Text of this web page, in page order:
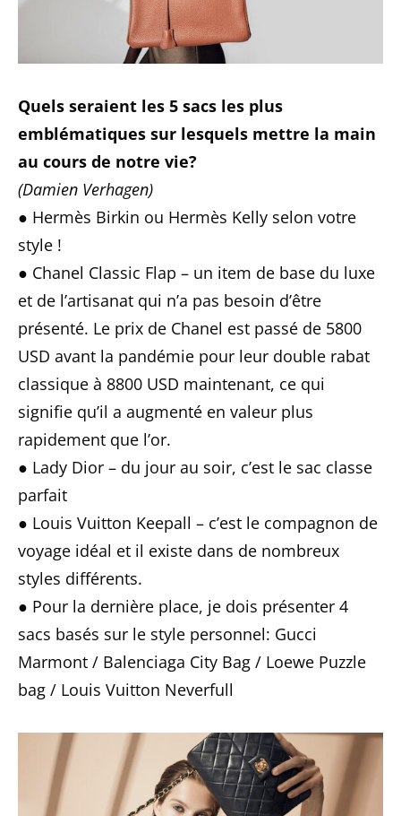
Quels seraient les 5 sacs les plus
emblématiques sur lesquels mettre la main
au cours de notre vie?
(Damien Verhagen)
● Hermès Birkin ou Hermès Kelly selon votre
style !
● Chanel Classic Flap – un item de base du luxe
et de l’artisanat qui n’a pas besoin d’être
présenté. Le prix de Chanel est passé de 5800
USD avant la pandémie pour leur double rabat
classique à 8800 USD maintenant, ce qui
signifie qu’il a augmenté en valeur plus
rapidement que l’or.
● Lady Dior – du jour au soir, c’est le sac classe
parfait
● Louis Vuitton Keepall – c’est le compagnon de
voyage idéal et il existe dans de nombreux
styles différents.
● Pour la dernière place, je dois présenter 4
sacs basés sur le style personnel: Gucci
Marmont / Balenciaga City Bag / Loewe Puzzle
bag / Louis Vuitton Neverfull